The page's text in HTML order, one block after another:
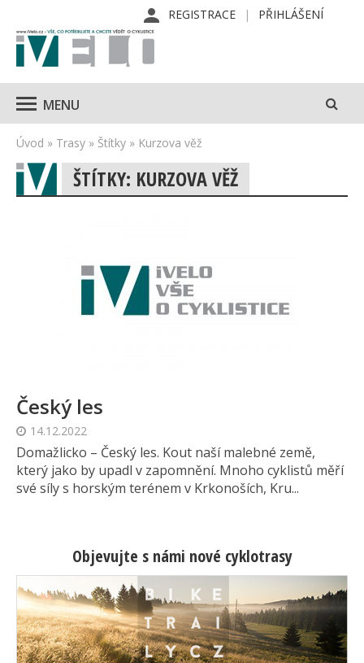
REGISTRACE PŘIHLÁŠENÍ
MENU
Úvod » Trasy » Štítky » Kurzova věž
ŠTÍTKY: KURZOVA VĚŽ
Český les
14.12.2022
Domažlicko – Český les. Kout naší malebné země,
který jako by upadl v zapomnění. Mnoho cyklistů měří
své síly s horským terénem v Krkonoších, Kru...
Objevujte s námi nové cyklotrasy